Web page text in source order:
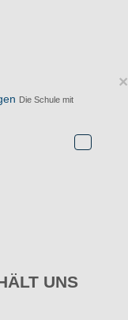
×
Die Schule mit
UNS